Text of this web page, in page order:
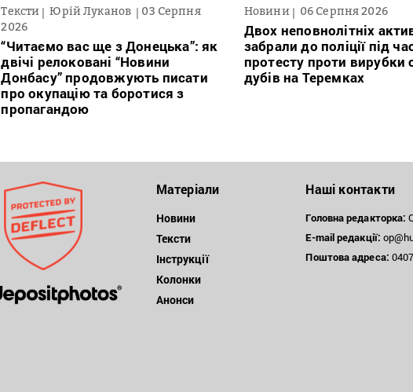
Тексти Юрій Луканов
03 Серпня
2026
“Читаємо вас ще з Донецька”: як
двічі релоковані “Новини
Донбасу” продовжують писати
про окупацію та боротися з
пропагандою
Новини 06 Серпня 2026
Двох неповнолітніх
забрали до поліції під
протесту проти вирубки
дубів на Теремках
Матеріали
Новини
Тексти
Інструкції
Колонки
Анонси
Наші контакти
Головна редакторка:
E-mail редакції:
Поштоваадреса: